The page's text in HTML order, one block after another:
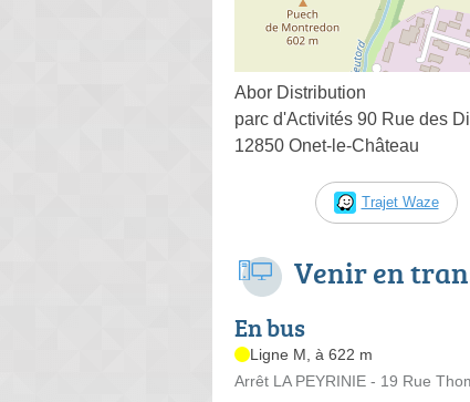
Abor Distribution
parc d'Activités 90 Rue des
12850 Onet-le-Château
Trajet Waze
Venir en
En bus
Ligne M, à 622 m
Arrêt LA PEYRINIE - 19 Rue